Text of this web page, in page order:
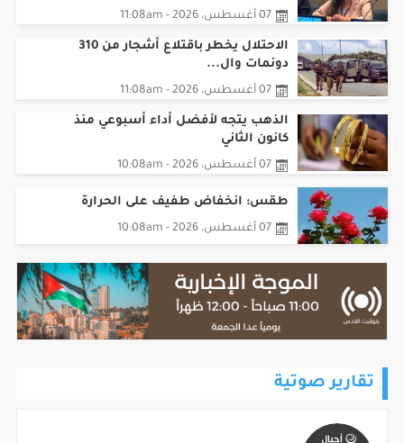
07 أغسطس، 2026 - 11:08am
الاحتلال يخطر باقتلاع أشجار من 310
دونمات وال...
07 أغسطس، 2026 - 11:08am
الذهب يتجه لأفضل أداء أسبوعي منذ
كانون الثاني
07 أغسطس، 2026 - 10:08am
طقس: انخفاض طفيف على الحرارة
07 أغسطس، 2026 - 10:08am
تقارير صوتية